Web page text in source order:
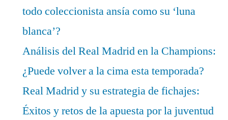
todo coleccionista ansía como su ‘luna
blanca’?
Análisis del Real Madrid en la Champions:
¿Puede volver a la cima esta temporada?
Real Madrid y su estrategia de fichajes:
Éxitos y retos de la apuesta por la juventud